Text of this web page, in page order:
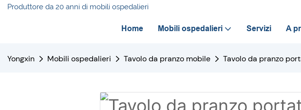
Produttore da 20 anni di mobili ospedalieri
Home Mobili ospedalieri Servizi A
Yongxin Mobili ospedalieri Tavolo da pranzo mobile Tavolo da pranzo